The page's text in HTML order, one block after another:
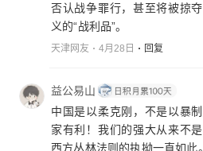
否认战争罪行，甚至将被掠
义的“战利品”。
天津网友 4月28日 回复
益公易山
中国是以柔克刚，不是以暴
家有利！我们的强大从来不
西方丛林法则的执拗一直如此。